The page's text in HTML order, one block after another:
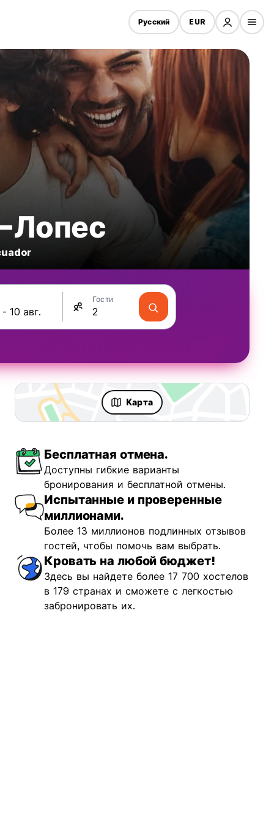
Русский EUR
Лопес
Гости
Kарта
Бесплатная отмена.
Доступны гибкие варианты
бронирования и бесплатной отмены.
Испытанные и проверенные
миллионами.
Более 13 миллионов подлинных отзывов
гостей, чтобы помочь вам выбрать.
Кровать на любой бюджет!
Здесь вы найдете более 17 700 хостелов
в 179 странах и сможете с легкостью
забронировать их.